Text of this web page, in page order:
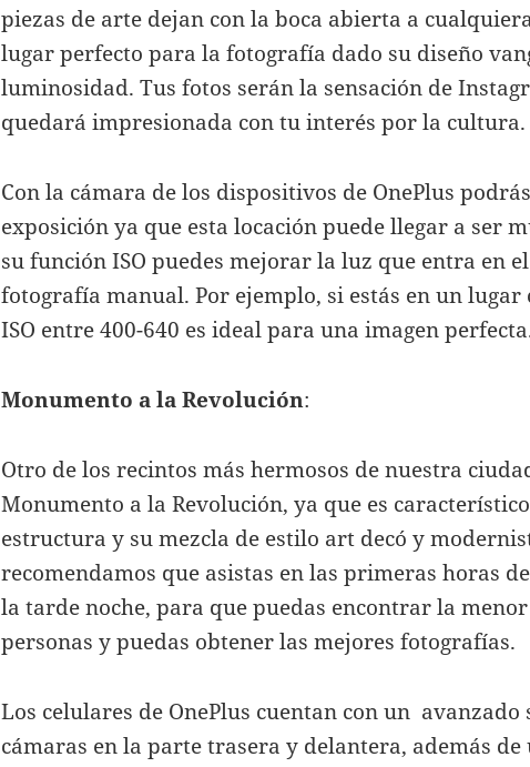
piezas de arte dejan con la boca abierta a
lugar perfecto para la fotografía dado su diseño
luminosidad. Tus fotos serán la sensación de
quedará impresionada con tu interés por la cultura.
Con la cámara de los dispositivos de OnePlus
exposición ya que esta locación puede llegar a ser
su función ISO puedes mejorar la luz que entra en
fotografía manual. Por ejemplo, si estás en un lugar
ISO entre 400-640 es ideal para una imagen
Monumento a la Revolución:
Otro de los recintos más hermosos de nuestra
Monumento a la Revolución, ya que es
estructura y su mezcla de estilo art decó y
recomendamos que asistas en las primeras horas
la tarde noche, para que puedas encontrar la
personas y puedas obtener las mejores fotografías.
Los celulares de OnePlus cuentan con un avanzado
cámaras en la parte trasera y delantera, además